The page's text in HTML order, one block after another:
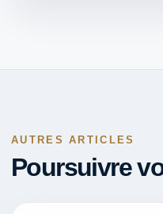
AUTRES ARTICLES
Poursuivre